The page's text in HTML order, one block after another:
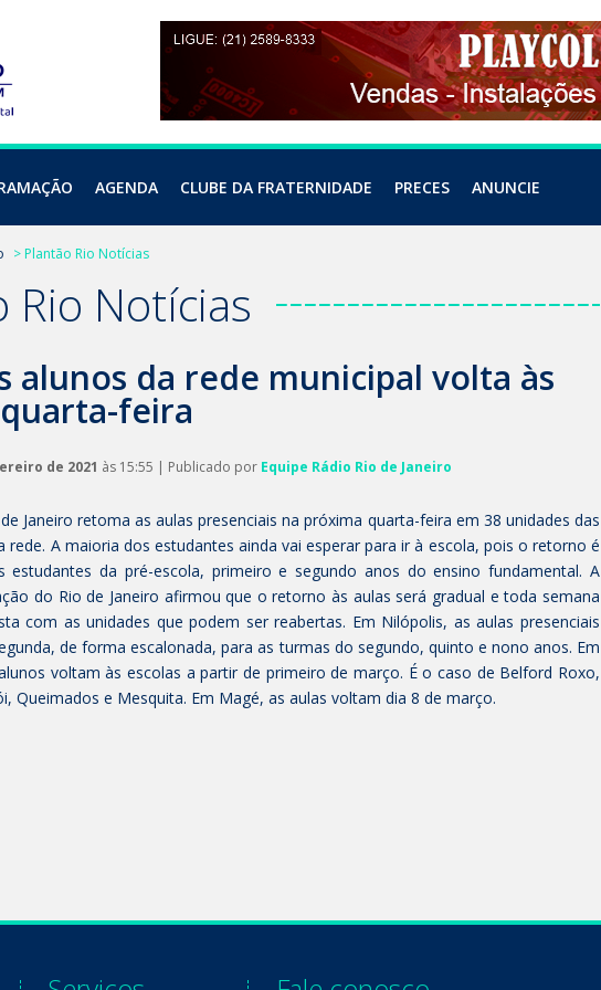
AGENDA CLUBE DA FRATERNIDADE PRECES ANUNCIE
> Plantão Rio Notícias
Rio Notícias
alunos da rede municipal volta às
feira
de 2021 às 15:55 | Publicado por Equipe Rádio Rio de Janeiro
Janeiro retoma as aulas presenciais na próxima quarta-feira em 38 unidades das
rede. A maioria dos estudantes ainda vai esperar para ir à escola, pois o retorno é
estudantes da pré-escola, primeiro e segundo anos do ensino fundamental. A
do Rio de Janeiro afirmou que o retorno às aulas será gradual e toda semana
com as unidades que podem ser reabertas. Em Nilópolis, as aulas presenciais
de forma escalonada, para as turmas do segundo, quinto e nono anos. Em
voltam às escolas a partir de primeiro de março. É o caso de Belford Roxo,
Queimados e Mesquita. Em Magé, as aulas voltam dia 8 de março.